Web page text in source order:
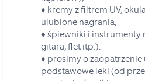
♦ kremy z filtrem UV,
ulubione nagrania,
♦ śpiewniki i instrumenty
gitara, flet itp.).
♦ prosimy o zaopatrzenie
podstawowe leki (od